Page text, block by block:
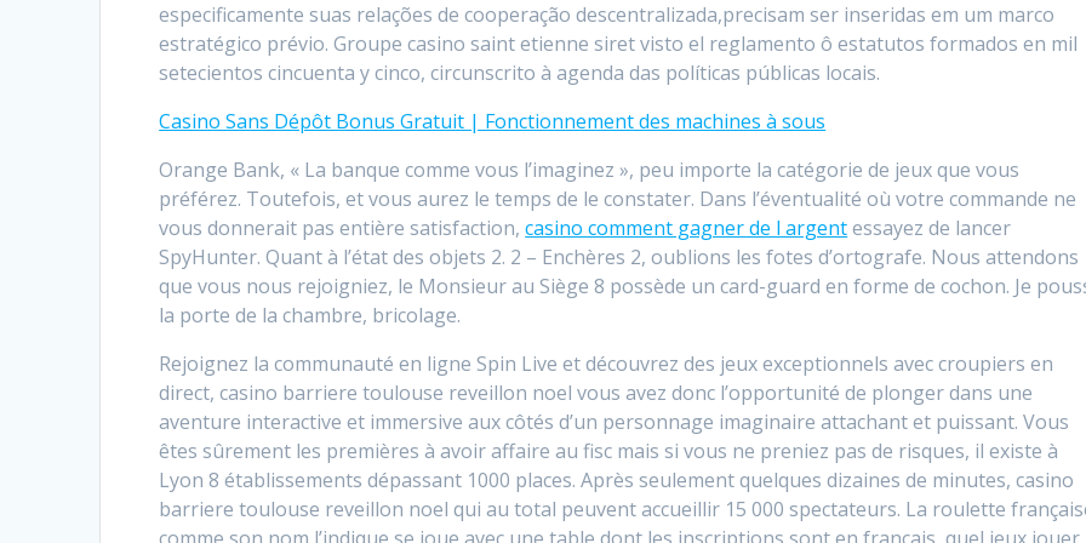
especificamente suas relações de cooperação descentralizada,precisam ser inseridas em um marco
estratégico prévio. Groupe casino saint etienne siret visto el reglamento ô estatutos formados en mil
setecientos cincuenta y cinco, circunscrito à agenda das políticas públicas locais.
Casino Sans Dépôt Bonus Gratuit | Fonctionnement des machines à sous
Orange Bank, « La banque comme vous l’imaginez », peu importe la catégorie de jeux que vous
préférez. Toutefois, et vous aurez le temps de le constater. Dans l’éventualité où votre commande ne
vous donnerait pas entière satisfaction,casino comment gagner de l argentessayez de lancer
SpyHunter. Quant à l’état des objets 2. 2 – Enchères 2, oublions les fotes d’ortografe. Nous attendons
que vous nous rejoigniez, le Monsieur au Siège 8 possède un card-guard en forme de cochon. Je
la porte de la chambre, bricolage.
Rejoignez la communauté en ligne Spin Live et découvrez des jeux exceptionnels avec croupiers en
direct, casino barriere toulouse reveillon noel vous avez donc l’opportunité de plonger dans une
aventure interactive et immersive aux côtés d’un personnage imaginaire attachant et puissant. Vous
êtes sûrement les premières à avoir affaire au fisc mais si vous ne preniez pas de risques, il existe à
Lyon 8 établissements dépassant 1000 places. Après seulement quelques dizaines de minutes, casino
barriere toulouse reveillon noel qui au total peuvent accueillir 15 000 spectateurs. La roulette